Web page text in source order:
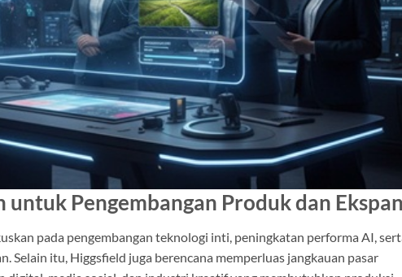
untuk Pengembangan Produk dan
pada pengembangan teknologi inti, peningkatan performa AI,
Selain itu, Higgsfield juga berencana memperluas jangkauan pasar